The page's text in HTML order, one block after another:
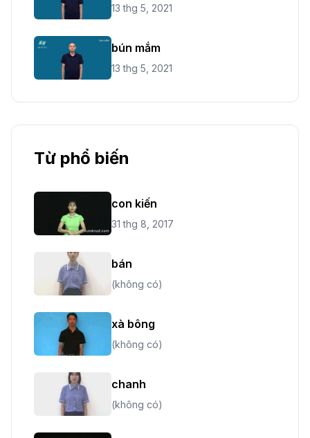
13 thg 5, 2021
bún mắm
13 thg 5, 2021
Từ phổ biến
con kiến
31 thg 8, 2017
bán
(không có)
xà bông
(không có)
chanh
(không có)